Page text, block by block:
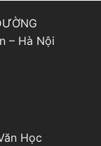
– Hà Nội
Học